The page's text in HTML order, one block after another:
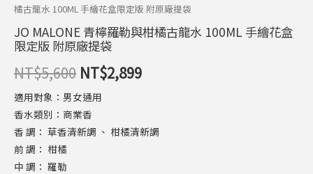
橘古龍水 100ML 手繪花盒限定版 附原廠提袋
JO MALONE 青檸羅勒與柑橘古龍水 100ML 手繪花盒
限定版 附原廠提袋
NT$5,600
價
格：
NT$5,600。
NT$2,899
價
格：
NT$2,899。
適用對象：男女通用
香水類別：商業香
香 調： 草香清新調 、 柑橘清新調
前 調： 柑橘
中 調： 羅勒
檸
羅
勒
柑
橘
古
龍
水
100ML